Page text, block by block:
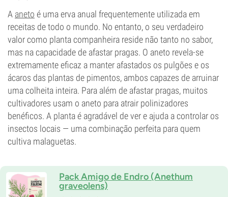
A aneto é uma erva anual frequentemente utilizada em
receitas de todo o mundo. No entanto, o seu verdadeiro
valor como planta companheira reside não tanto no sabor,
mas na capacidade de afastar pragas. O aneto revela-se
extremamente eficaz a manter afastados os pulgões e os
ácaros das plantas de pimentos, ambos capazes de arruinar
uma colheita inteira. Para além de afastar pragas, muitos
cultivadores usam o aneto para atrair polinizadores
benéficos. A planta é agradável de ver e ajuda a controlar os
insectos locais — uma combinação perfeita para quem
cultiva malaguetas.
Pack Amigo de Endro (Anethum
graveolens)